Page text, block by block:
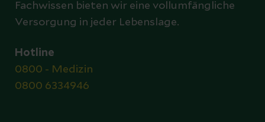
Fachwissen bieten wir eine vollumfängliche
Versorgung in jeder Lebenslage.
Hotline
0800 - Medizin
0800 6334946